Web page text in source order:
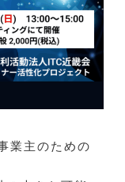
業主のための